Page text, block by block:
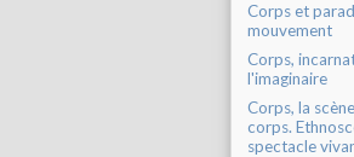
Corps et
mouvement
Corps,
l'imaginaire
Corps, la
corps.
spectacle